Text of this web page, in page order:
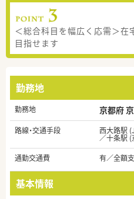
＜総合科目を幅広く応需＞在
目指せます
勤務地
勤務地 京都府
路線・交通手段 西大路駅
／十条駅 (
通勤交通費
有／全額
基本情報